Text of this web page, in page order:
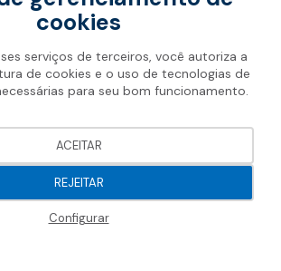
Soprema 2026
cookies
serviços de terceiros, você autoriza a
de cookies e o uso de tecnologias de
para seu bom funcionamento.
REJEITAR
Configurar
ACEITAR